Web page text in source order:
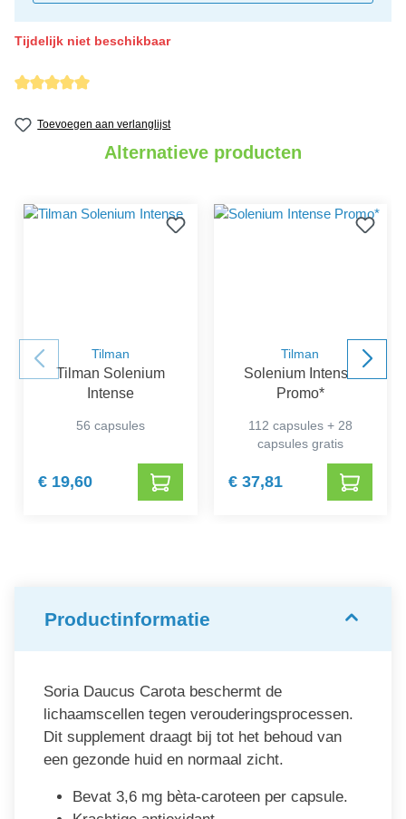
Tijdelijk niet beschikbaar
Toevoegen aan verlanglijst
Alternatieve producten
Tilman
Tilman Solenium
Intense
56 capsules
€ 19,60
Tilman
Solenium Intense
Promo*
112 capsules + 28
capsules gratis
€ 37,81
Productinformatie
Soria Daucus Carota beschermt de
lichaamscellen tegen verouderingsprocessen.
Dit supplement draagt bij tot het behoud van
een gezonde huid en normaal zicht.
Bevat 3,6 mg bèta-caroteen per capsule.